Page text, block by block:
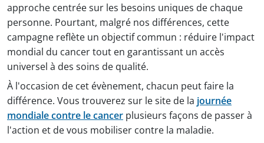
approche centrée sur les besoins uniques de chaque
personne. Pourtant, malgré nos différences, cette
campagne reflète un objectif commun : réduire l'impact
mondial du cancer tout en garantissant un accès
universel à des soins de qualité.
À l'occasion de cet évènement, chacun peut faire la
différence. Vous trouverez sur le site de la journée
mondiale contre le cancer plusieurs façons de passer à
l'action et de vous mobiliser contre la maladie.